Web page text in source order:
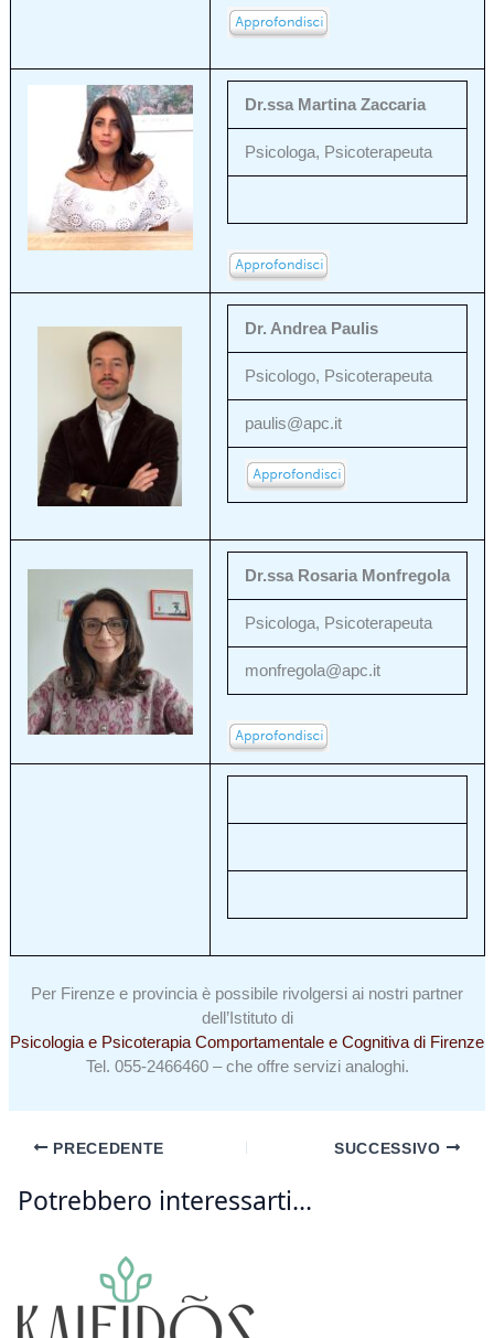
Dr.ssa Martina Zaccaria
Psicologa, Psicoterapeuta
Dr. Andrea Paulis
Psicologo, Psicoterapeuta
paulis@apc.it
Dr.ssa Rosaria Monfregola
Psicologa, Psicoterapeuta
monfregola@apc.it
Per Firenze e provincia è possibile rivolgersi ai nostri partner
dell’Istituto di
Psicologia e Psicoterapia Comportamentale e Cognitiva di Firenze
Tel. 055-2466460– che offre servizi analoghi.
PRECEDENTE SUCCESSIVO
Potrebbero interessarti...